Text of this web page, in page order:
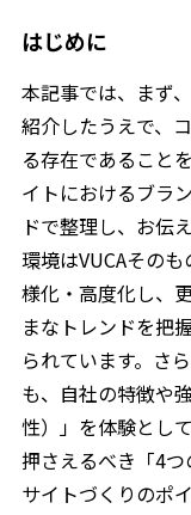
はじめに
本記事では、まず
紹介したうえで、
る存在であること
イトにおけるブラ
ドで整理し、お伝
環境はVUCAその
様化・高度化し、
まなトレンドを把
られています。さ
も、自社の特徴や
性）」を体験とし
押さえるべき「4
サイトづくりのポ